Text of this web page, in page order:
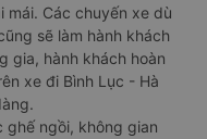
mái. Các chuyến xe dù
sẽ làm hành khách
gia, hành khách hoàn
xe đi Bình Lục - Hà
ghế ngồi, không gian